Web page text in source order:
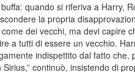
quando si riferiva a Harry,
la propria
dei vecchi, ma devi capire
a tutti di essere un vecchio.
indispettito dal fatto
continuò, insistendo di